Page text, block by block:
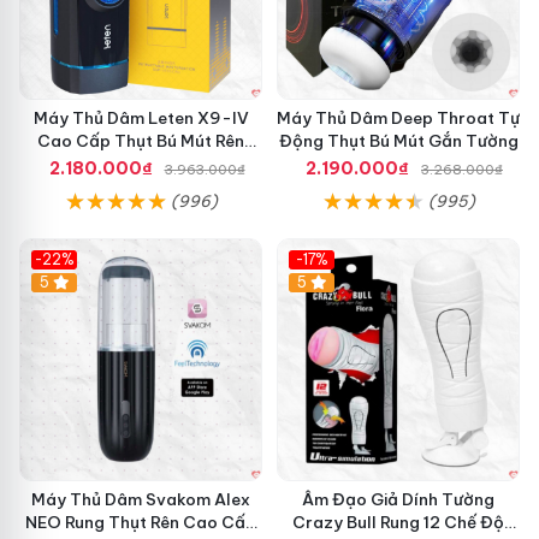
O
N
9
6
C
C
H
n
Đ
Máy Thủ Dâm Leten X9-IV
Cao Cấp Thụt Bú Mút Rên
Tỏa Nhiệt Sạc Pin
2.180.000₫ 3.963.000₫
(996)
Máy Thủ Dâm Deep Throat Tự
Động Thụt Bú Mút Gắn Tường
2.190.000₫
3.268.000₫
(995)
-22%
5
Máy Thủ Dâm Svakom Alex
NEO Rung Thụt Rên Cao Cấp
-17%
5
Âm Đạo Giả Dính Tường
Crazy Bull Rung 12 Chế Độ